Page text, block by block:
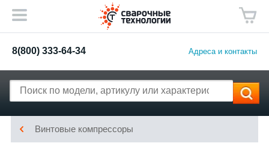
8(800) 333-64-34 Адреса и контакты
Винтовые компрессоры